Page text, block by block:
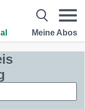
Meine Abos